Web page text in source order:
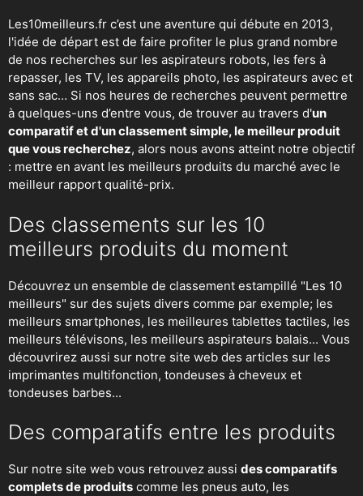
Les10meilleurs.fr c’est une aventure qui débute en 2013,
l'idée de départ est de faire profiter le plus grand nombre
de nos recherches sur les aspirateurs robots, les fers à
repasser, les TV, les appareils photo, les aspirateurs avec et
sans sac… Si nos heures de recherches peuvent permettre
à quelques-uns d’entre vous, de trouver au travers d'un
comparatif et d'un classement simple, le meilleur produit
que vous recherchez, alors nous avons atteint notre objectif
: mettre en avant les meilleurs produits du marché avec le
meilleur rapport qualité-prix.
Des classements sur les 10
meilleurs produits du moment
Découvrez un ensemble de classement estampillé "Les 10
meilleurs" sur des sujets divers comme par exemple; les
meilleurs smartphones, les meilleures tablettes tactiles, les
meilleurs télévisons, les meilleurs aspirateurs balais... Vous
découvrirez aussi sur notre site web des articles sur les
imprimantes multifonction, tondeuses à cheveux et
tondeuses barbes...
Des comparatifs entre les produits
Sur notre site web vous retrouvez aussi des comparatifs
complets de produits comme les pneus auto, les